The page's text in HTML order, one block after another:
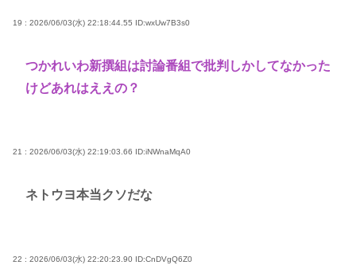
19 : 2026/06/03(水) 22:18:44.55 ID:wxUw7B3s0
つかれいわ新撰組は討論番組で批判しかしてなかった
けどあれはええの？
21 : 2026/06/03(水) 22:19:03.66 ID:iNWnaMqA0
ネトウヨ本当クソだな
22 : 2026/06/03(水) 22:20:23.90 ID:CnDVgQ6Z0